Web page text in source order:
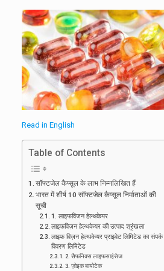
Read in English
Table of Contents
सॉफ्टजेल कैप्सूल के लाभ निम्नलिखित हैं
भारत में शीर्ष 10 सॉफ्टजेल कैप्सूल निर्माताओं की
सूची
1. लाइफविजन हेल्थकेयर
लाइफविज़न हेल्थकेयर की उत्पाद श्रृंखला
लाइफ विज़न हेल्थकेयर प्राइवेट लिमिटेड का संपर्क
विवरण लिमिटेड
2. सैफनिक्स लाइफसाइंसेज
3. ज़ोइक बायोटेक